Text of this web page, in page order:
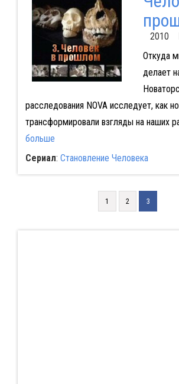
2010
Откуда
делает
расследования NOVA исследует, как
трансформировали взгляды на наших
больше
Сериал: Становление Человека
1 2 3